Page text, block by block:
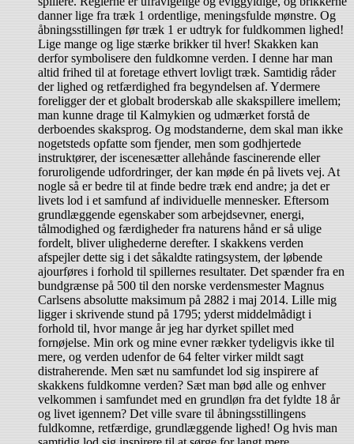
danner lige fra træk 1 ordentlige, meningsfulde mønstre. Og
åbningsstillingen før træk 1 er udtryk for fuldkommen lighed!
Lige mange og lige stærke brikker til hver! Skakken kan
derfor symbolisere den fuldkomne verden. I denne har man
altid frihed til at foretage ethvert lovligt træk. Samtidig råder
der lighed og retfærdighed fra begyndelsen af. Ydermere
foreligger der et globalt broderskab alle skakspillere imellem;
man kunne drage til Kalmykien og udmærket forstå de
derboendes skaksprog. Og modstanderne, dem skal man ikke
nogetsteds opfatte som fjender, men som godhjertede
instruktører, der iscenesætter allehånde fascinerende eller
foruroligende udfordringer, der kan møde én på livets vej. At
nogle så er bedre til at finde bedre træk end andre; ja det er
livets lod i et samfund af individuelle mennesker. Eftersom
grundlæggende egenskaber som arbejdsevner, energi,
tålmodighed og færdigheder fra naturens hånd er så ulige
fordelt, bliver ulighederne derefter. I skakkens verden
afspejler dette sig i det såkaldte ratingsystem, der løbende
ajourføres i forhold til spillernes resultater. Det spænder fra en
bundgrænse på 500 til den norske verdensmester Magnus
Carlsens absolutte maksimum på 2882 i maj 2014. Lille mig
ligger i skrivende stund på 1795; yderst middelmådigt i
forhold til, hvor mange år jeg har dyrket spillet med
fornøjelse. Min ork og mine evner rækker tydeligvis ikke til
mere, og verden udenfor de 64 felter virker mildt sagt
distraherende. Men sæt nu samfundet lod sig inspirere af
skakkens fuldkomne verden? Sæt man bød alle og enhver
velkommen i samfundet med en grundløn fra det fyldte 18 år
og livet igennem? Det ville svare til åbningsstillingens
fuldkomne, retfærdige, grundlæggende lighed! Og hvis man